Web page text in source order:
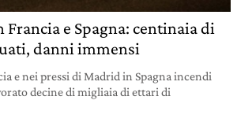
e Spagna: centinaia di
danni immensi
e nei pressi di Madrid in Spagna incendi
decine di migliaia di ettari di